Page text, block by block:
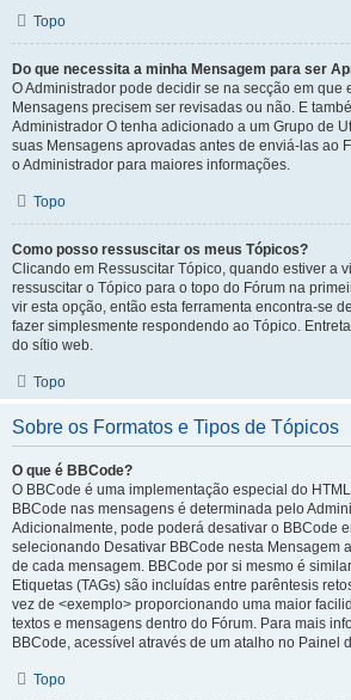
Topo
Do que necessita a minha Mensagem para ser
O Administrador pode decidir se na secção em que
Mensagens precisem ser revisadas ou não. E
Administrador O tenha adicionado a um Grupo de
suas Mensagens aprovadas antes de enviá-las ao
o Administrador para maiores informações.
Topo
Como posso ressuscitar os meus Tópicos?
Clicando em Ressuscitar Tópico, quando estiver a
ressuscitar o Tópico para o topo do Fórum na
vir esta opção, então esta ferramenta encontra-se
fazer simplesmente respondendo ao Tópico.
do sítio web.
Topo
Sobre os Formatos e Tipos de Tópicos
O que é BBCode?
O BBCode é uma implementação especial do
BBCode nas mensagens é determinada pelo
Adicionalmente, pode poderá desativar o BBCode
selecionando Desativar BBCode nesta Mensagem
de cada mensagem. BBCode por si mesmo é
Etiquetas (TAGs) são incluídas entre parêntesis
vez de <exemplo> proporcionando uma maior
textos e mensagens dentro do Fórum. Para mais
BBCode, acessível através de um atalho no Painel
Topo